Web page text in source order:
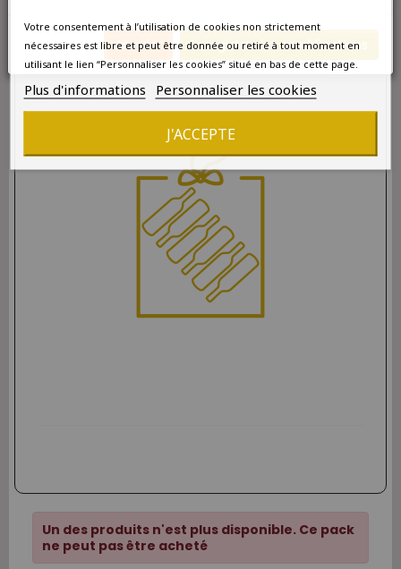
Annuler Enregistrer les modifications
COFFRET CADEAU VIN 6 BOUTEILLES
Un des produits n'est plus disponible. Ce pack
ne peut pas être acheté
Votre consentement à l’utilisation de cookies non strictement
nécessaires est libre et peut être donnée ou retiré à tout moment en
utilisant le lien “Personnaliser les cookies” situé en bas de cette page.
Plus d'informations Personnaliser les cookies
J'ACCEPTE